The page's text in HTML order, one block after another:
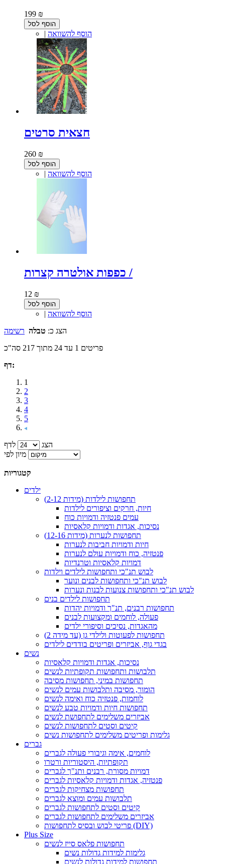
199 ₪
הוסף לסל
| הוסף להשוואה
חצאית סרטים
260 ₪
הוסף לסל
| הוסף להשוואה
כפפות אולטרה קצרות /
12 ₪
הוסף לסל
| הוסף להשוואה
הצג כ: טבלה רשימה
פריטים 1 עד 24 מתוך 217 סה"כ
דף:
1
2
3
4
5
הצג
לדף
מיון לפי
קטגוריות
ילדים
תחפושות לילדות (מידות 2-12)
חיות, חרקים וציפורים לילדות
עמים פנטזיה ודמויות כוח
נסיכות, אגדות ודמויות קלאסיות
תחפושות לנערות (מידות 12-16)
חיות ודמויות חביבות לנערות
פנטזיה, כוח ודמויות עולם לנערות
דמויות קלאסיות וטרנדיות
לבוש תנ"כי ותחפושות לילדים וילדות
לבוש תנ"כי ותחפושות לבנים ונוער
לבוש תנ"כי ותחפושות צנועות לבנות ונערות
תחפושות לילדים בנים
תחפושות רבנים, תנ"ך ודמויות יהדות
פעולה, לוחמים ומקצועות לבנים
מהאגדות, נסיכים וסיפורי ילדים
תחפושות לפעוטות ולילדי גן (עד מידה 2)
בגדי גוף, אביזרים ופריטים בודדים לילדים
נשים
נסיכות, אגדות ודמויות קלאסיות
תלבושות ותחפושות תקופתיות לנשים
תחפושות במיני, תחפושות מסיבה
הומור, מסיבה ותלבושות עמים לנשים
לוחמות, פנטזיה כוח ואימה לנשים
תחפושות חיות ודמויות טבע לנשים
אביזרים משלימים לתחפושת לנשים
קיטים וסטים לתחפושות לנשים
גלימות ופריטים משלימים לתחפושות נשים
גברים
לוחמים, אימה וגיבורי פעולה לגברים
תקופתיות, היסטוריות ורטרו
דמויות מסורת, רבנים ותנ"ך לגברים
פנטזיה, אגדות ודמויות קלאסיות לגברים
תחפושות מצחיקות לגברים
תלבושות עמים ומוצא לגברים
קיטים וסטים לתחפושות לגברים
אביזרים משלימים לתחפושות לגברים
פריטי לבוש ובסיס לתחפושות (DIY)
Plus Size
תחפושות פלאס סייז לנשים
גלימות למידות גדולות נשים
תחפושות למידות גדולות לנשים